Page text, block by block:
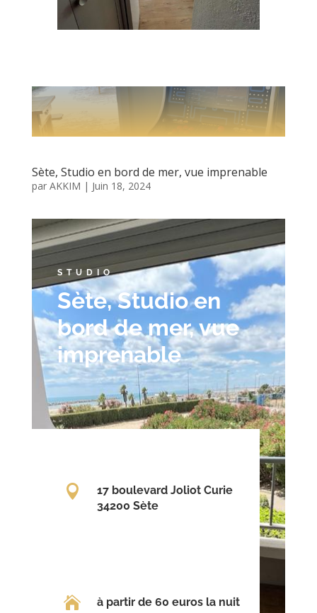
Sète, Studio en bord de mer, vue imprenable
par AKKIM | Juin 18, 2024
STUDIO
Sète, Studio en
bord de mer, vue
imprenable

17 boulevard Joliot Curie
34200 Sète
 à partir de 60 euros la nuit